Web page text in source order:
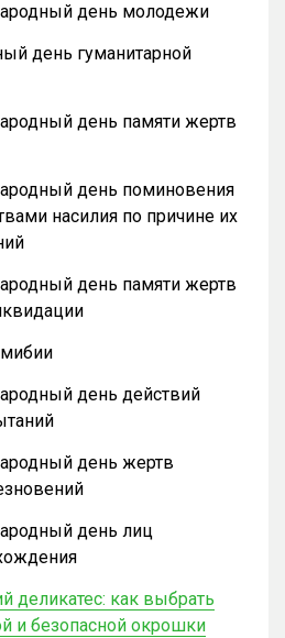
день молодежи
день гуманитарной
день памяти жертв
день поминовения
насилия по причине их
день памяти жертв
день действий
день жертв
день лиц
деликатес: как выбрать
и безопасной окрошки